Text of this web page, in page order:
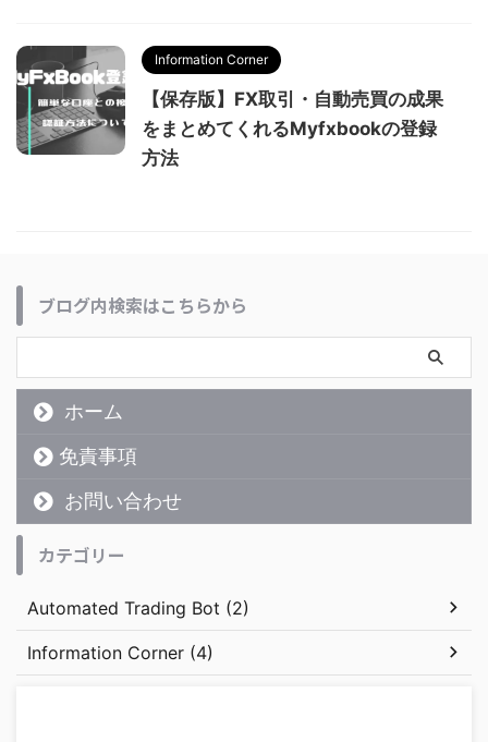
Information Corner
【保存版】FX取引・自動売買の成果
をまとめてくれるMyfxbookの登録
方法
ブログ内検索はこちらから
ホーム
免責事項
お問い合わせ
カテゴリー
Automated Trading Bot (2)
Information Corner (4)